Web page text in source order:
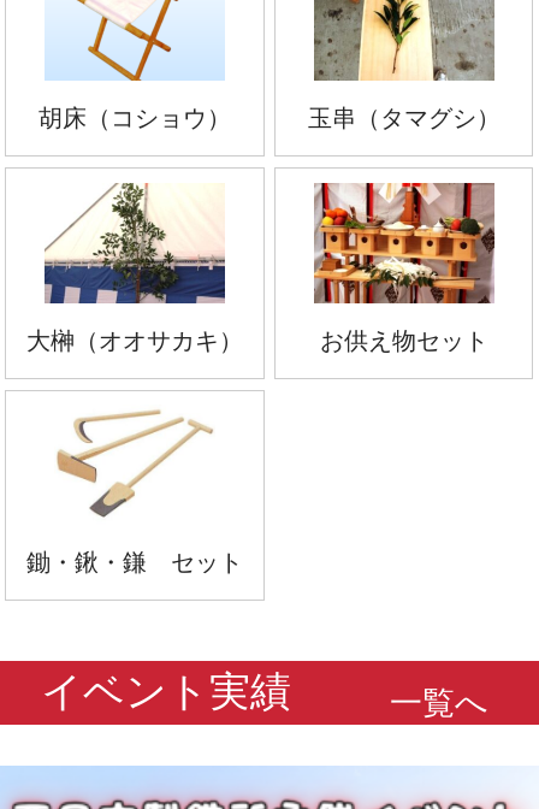
胡床（コショウ） 玉串（タマグシ）
大榊（オオサカキ） お供え物セット
鋤・鍬・鎌 セット
イベント実績 一覧へ